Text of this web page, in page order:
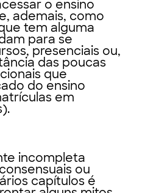
o ensino
ademais, como
tem alguma
para se
presenciais ou,
das poucas
que
do ensino
em
incompleta
ou
capítulos é